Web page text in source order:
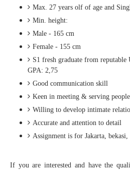
Max. 27 years olf of age and
Min. height:
Male - 165 cm
Female - 155 cm
S1 fresh graduate from
GPA: 2,75
Good communication skill
Keen in meeting & serving people
Willing to develop intimate
Accurate and attention to detail
Assignment is for Jakarta,
If you are interested and have the